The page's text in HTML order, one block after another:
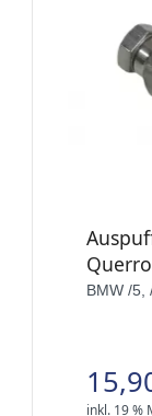
BMW /5,
inkl. 19 %